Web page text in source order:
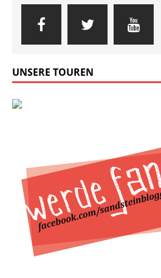
UNSERE TOUREN